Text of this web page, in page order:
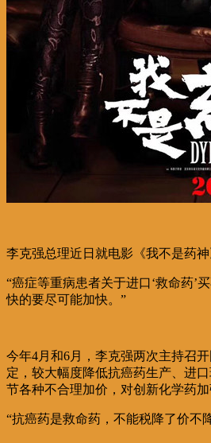
李克强总理近日就电影《我不是药
“癌症等重病患者关于进口‘救命药’
快的要尽可能加快。”
今年4月和6月，李克强两次主持召
定，较大幅度降低抗癌药生产、进
节各种不合理加价，对创新化学药
“抗癌药是救命药，不能税降了价不